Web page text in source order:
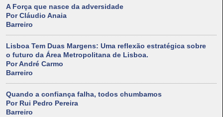
A Força que nasce da adversidade
Por Cláudio Anaia
Barreiro
Lisboa Tem Duas Margens: Uma reflexão estratégica sobre
o futuro da Área Metropolitana de Lisboa.
Por André Carmo
Barreiro
Quando a confiança falha, todos chumbamos
Por Rui Pedro Pereira
Barreiro